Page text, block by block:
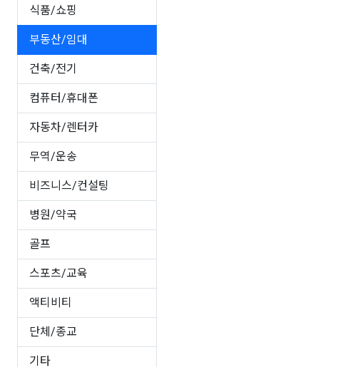
식품/쇼핑
부동산/임대
건축/전기
컴퓨터/휴대폰
자동차/렌터카
무역/운송
비즈니스/컨설팅
병원/약국
골프
스포츠/교육
액티비티
단체/종교
기타